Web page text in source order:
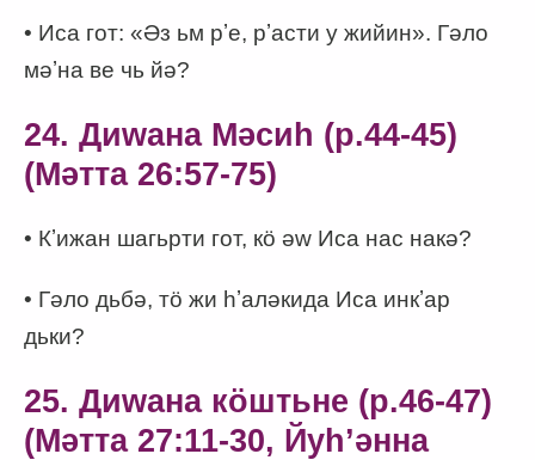
• Иса гот: «Әз ьм рʼе, рʼасти у жийин». Гәло
мәʼна ве чь йә?
24. Диwана Мәсиһ (p.44-45)
(Мәтта 26:57-75)
• Кʼижан шагьрти гот, кӧ әw Иса нас накә?
• Гәло дьбә, тӧ жи һʼаләкида Иса инкʼар
дьки?
25. Диwана кӧштьне (p.46-47)
(Мәтта 27:11-30, Йуһʼәнна